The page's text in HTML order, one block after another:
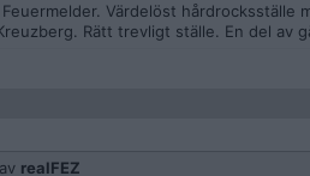
Värdelöst hårdrocksställe
Rätt trevligt ställe. En del
realFEZ